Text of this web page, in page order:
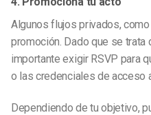
Algunos flujos privados,
promoción. Dado que se trata
importante exigir RSVP para
o las credenciales de acceso
Dependiendo de tu objetivo,